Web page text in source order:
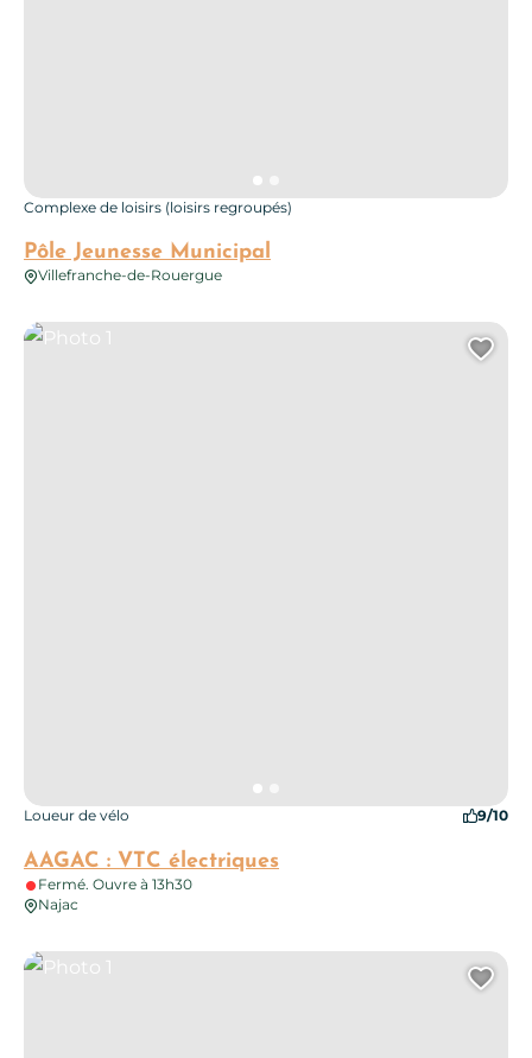
Pôle Jeunesse Municipal
Complexe de loisirs (loisirs regroupés)
Villefranche-de-Rouergue
AAGAC : VTC électriques
Loueur de vélo 9/10
Fermé. Ouvre à 13h30
Najac
Photo 1
Photo 1